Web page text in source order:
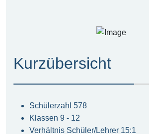
Kurzübersicht
Schülerzahl 578
Klassen 9 - 12
Verhältnis Schüler/Lehrer 15:1